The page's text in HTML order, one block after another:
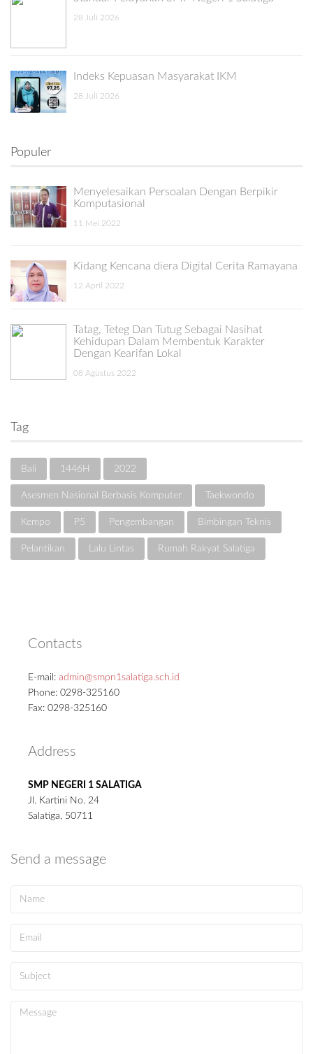
28 Juli 2026
Indeks Kepuasan Masyarakat IKM
28 Juli 2026
Populer
Menyelesaikan Persoalan Dengan Berpikir
Komputasional
11 Mei 2022
Kidang Kencana diera Digital Cerita Ramayana
12 April 2022
Tatag, Teteg Dan Tutug Sebagai Nasihat
Kehidupan Dalam Membentuk Karakter
Dengan Kearifan Lokal
08 Agustus 2022
Tag
Bali 1446H 2022
Asesmen Nasional Berbasis Komputer Taekwondo
Kempo P5 Pengembangan Bimbingan Teknis
Pelantikan Lalu Lintas Rumah Rakyat Salatiga
Contacts
E-mail: admin@smpn1salatiga.sch.id
Phone: 0298-325160
Fax: 0298-325160
Address
SMP NEGERI 1 SALATIGA
Jl. Kartini No. 24
Salatiga, 50711
Send a message